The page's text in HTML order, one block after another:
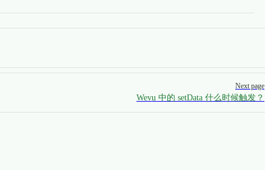
Next page
Wevu 中的 setData 什么时候触发？